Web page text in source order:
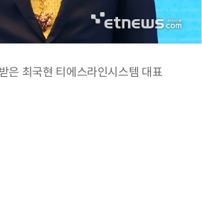
은 최국현 티에스라인시스템 대표